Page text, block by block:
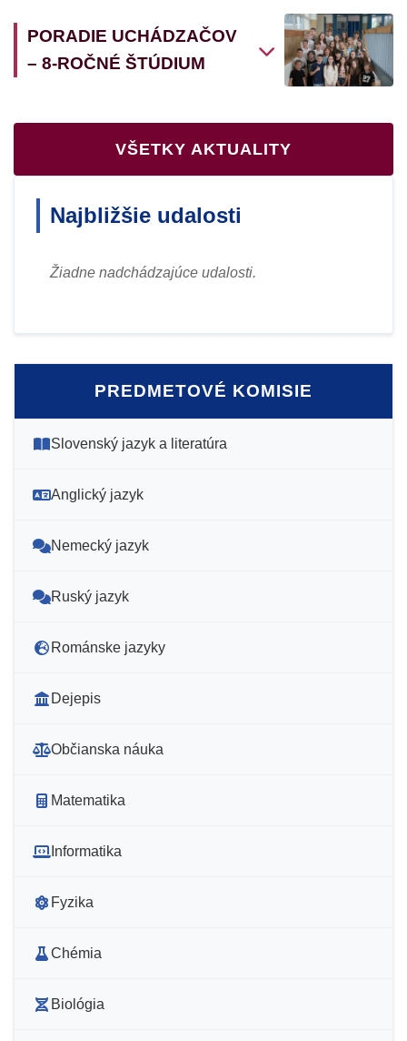
PORADIE UCHÁDZAČOV
– 8-ROČNÉ ŠTÚDIUM
VŠETKY AKTUALITY
Najbližšie udalosti
Žiadne nadchádzajúce udalosti.
PREDMETOVÉ KOMISIE
Slovenský jazyk a literatúra
Anglický jazyk
Nemecký jazyk
Ruský jazyk
Románske jazyky
Dejepis
Občianska náuka
Matematika
Informatika
Fyzika
Chémia
Biológia